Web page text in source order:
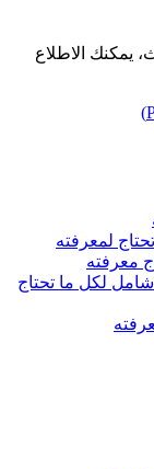
يمكنك الاطلاع
لمعرفته
معرفته
لكل ما تحتاج